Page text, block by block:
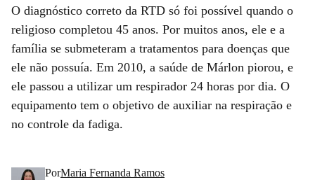
O diagnóstico correto da RTD só foi possível quando o
religioso completou 45 anos. Por muitos anos, ele e a
família se submeteram a tratamentos para doenças que
ele não possuía. Em 2010, a saúde de Márlon piorou, e
ele passou a utilizar um respirador 24 horas por dia. O
equipamento tem o objetivo de auxiliar na respiração e
no controle da fadiga.
PorMaria Fernanda Ramos